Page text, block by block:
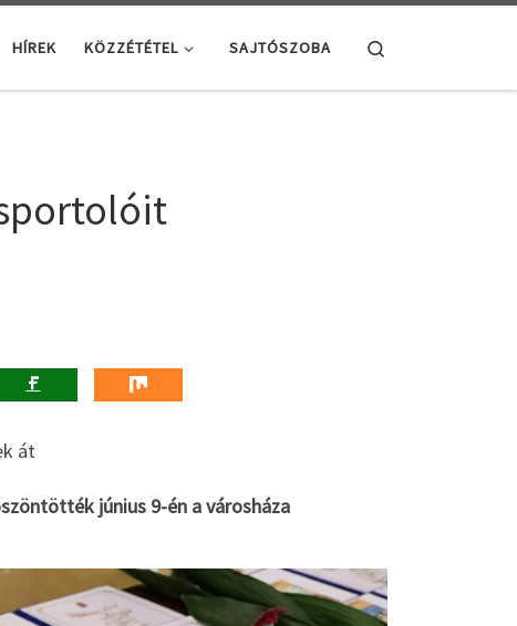
HÍREK KÖZZÉTÉTEL SAJTÓSZOBA
át
június 9-én a városháza